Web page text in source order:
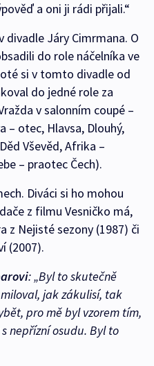
a oni ji rádi přijali.“
divadle Járy Cimrmana. O
do role náčelníka ve
si v tomto divadle od
do jedné role za
v salonním coupé –
– otec, Hlavsa, Dlouhý,
Vševěd, Afrika –
– praotec Čech).
Diváci si ho mohou
z filmu Vesničko má,
z Nejisté sezony (1987) či
(2007).
: „Byl to skutečně
jak zákulisí, tak
pro mě byl vzorem tím,
nepřízní osudu. Byl to